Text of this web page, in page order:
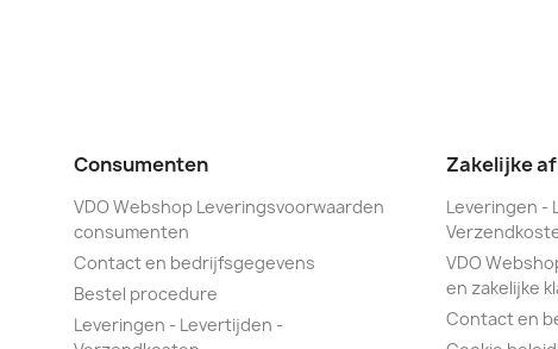
Consumenten
VDO Webshop Leveringsvoorwaarden
consumenten
Contact en bedrijfsgegevens
Bestel procedure
Leveringen - Levertijden -
Zakelijke
Leveringen -
VDO
en zakelijke
Contact en